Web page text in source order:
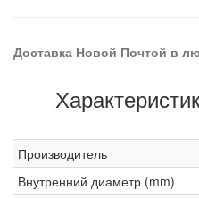
Доставка Новой Почтой в
Производитель
Внутренний диаметр (mm)